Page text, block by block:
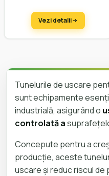
Vezi detalii
Tunelurile de uscare
sunt echipamente
industrială, asigurând o
controlată a
Concepute pentru a
producție, aceste
uscare și reduc riscul